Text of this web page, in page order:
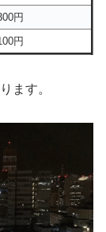
円
円
ます。